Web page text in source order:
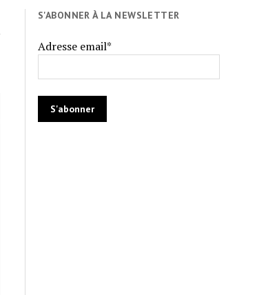
S'ABONNER À LA NEWSLETTER
Adresse email*